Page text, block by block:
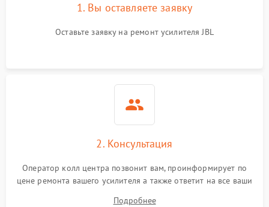
1. Вы оставляете заявку
Оставьте заявку на ремонт усилителя JBL
2. Консультация
Оператор колл центра позвонит вам, проинформирует по
цене ремонта вашего усилителя а также ответит на все ваши
Подробнее